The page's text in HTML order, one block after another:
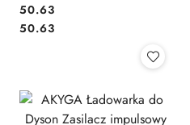
Charger 1m
Cena:
50.63
Cena:
50.63